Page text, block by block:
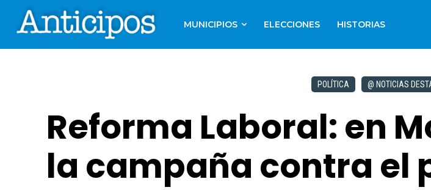
MUNICIPIOS ELECCIONES HISTORIAS
POLÍTICA @ NOTICIAS
Reforma Laboral: en
la campaña contra el